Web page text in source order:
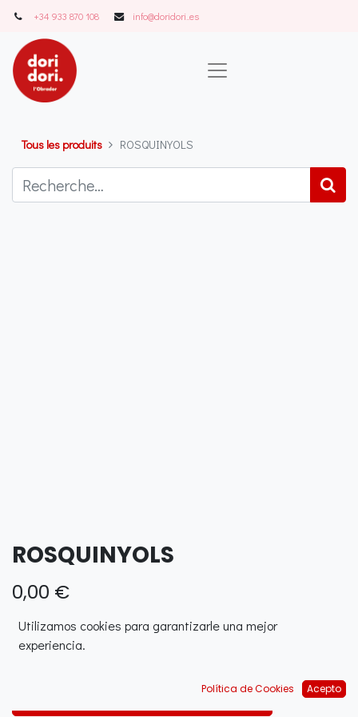
+34 933 870 108 info@doridori..es
Tous les produits ROSQUINYOLS
ROSQUINYOLS
0,00 €
AJOUTER AU PANIER
Utilizamos cookies para garantizarle una mejor
experiencia.
Política de Cookies Acepto